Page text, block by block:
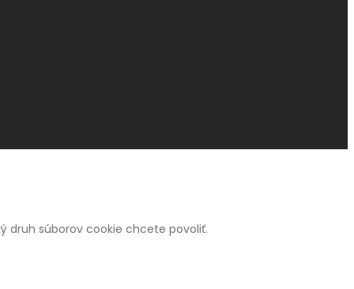
druh súborov cookie chcete povoliť.